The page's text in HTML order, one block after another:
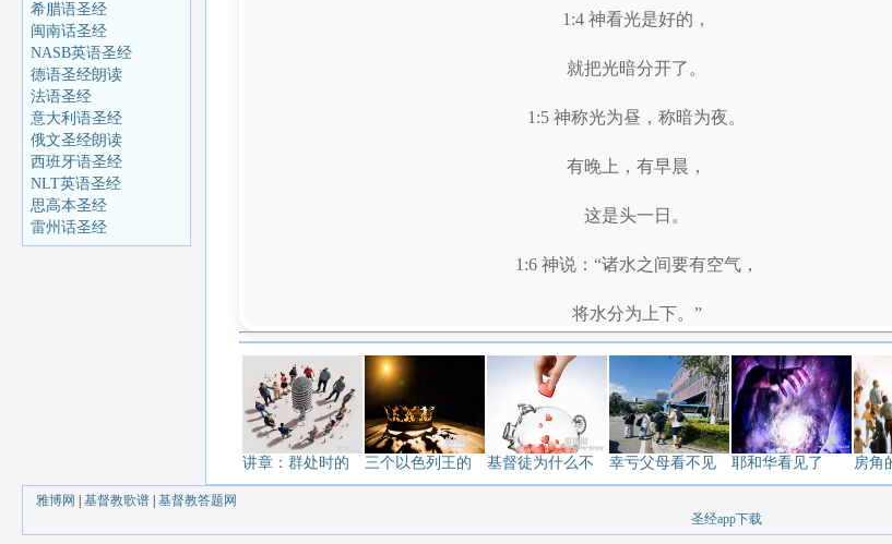
希腊语圣经
闽南话圣经
NASB英语圣经
德语圣经朗读
法语圣经
意大利语圣经
俄文圣经朗读
西班牙语圣经
NLT英语圣经
思高本圣经
雷州话圣经
1:4 神看光是好的，
就把光暗分开了。
1:5 神称光为昼，称暗为夜。
有晚上，有早晨，
这是头一日。
1:6 神说：“诸水之间要有空气，
将水分为上下。”
1:7 神就造出空气，
将空气以下的水、
空气以上的水分开了。
事就这样成了。
讲章：群处时的 三个以色列王的 基督徒为什么不 幸亏父母看不见 耶和华看见了 房角
雅博网 | 基督教歌谱 | 基督教答题网
圣经app下载